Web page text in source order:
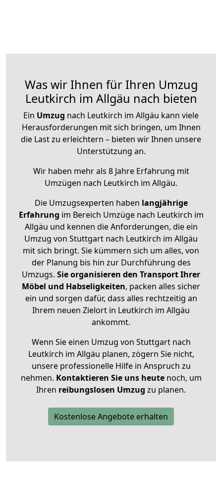
Was wir Ihnen für Ihren Umzug
Leutkirch im Allgäu nach bieten
Ein Umzug nach Leutkirch im Allgäu kann viele
Herausforderungen mit sich bringen, um Ihnen
die Last zu erleichtern – bieten wir Ihnen unsere
Unterstützung an.
Wir haben mehr als 8 Jahre Erfahrung mit
Umzügen nach Leutkirch im Allgäu.
Die Umzugsexperten haben langjährige
Erfahrung im Bereich Umzüge nach Leutkirch im
Allgäu und kennen die Anforderungen, die ein
Umzug von Stuttgart nach Leutkirch im Allgäu
mit sich bringt. Sie kümmern sich um alles, von
der Planung bis hin zur Durchführung des
Umzugs. Sie organisieren den Transport Ihrer
Möbel und Habseligkeiten, packen alles sicher
ein und sorgen dafür, dass alles rechtzeitig an
Ihrem neuen Zielort in Leutkirch im Allgäu
ankommt.
Wenn Sie einen Umzug von Stuttgart nach
Leutkirch im Allgäu planen, zögern Sie nicht,
unsere professionelle Hilfe in Anspruch zu
nehmen. Kontaktieren Sie uns heutenoch, um
Ihren reibungslosen Umzug zu planen.
Kostenlose Angebote erhalten